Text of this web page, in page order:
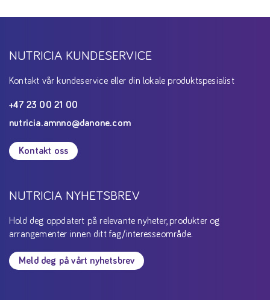
NUTRICIA KUNDESERVICE
Kontakt vår kundeservice eller din lokale produktspesialist
+47 23 00 21 00
nutricia.amnno@danone.com
Kontakt oss
NUTRICIA NYHETSBREV
Hold deg oppdatert på relevante nyheter, produkter og
arrangementer innen ditt fag/interesseområde.
Meld deg på vårt nyhetsbrev